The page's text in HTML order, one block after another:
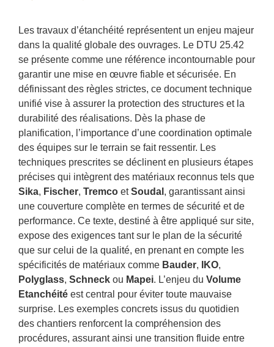
Les travaux d’étanchéité représentent un enjeu majeur
dans la qualité globale des ouvrages. Le DTU 25.42
se présente comme une référence incontournable pour
garantir une mise en œuvre fiable et sécurisée. En
définissant des règles strictes, ce document technique
unifié vise à assurer la protection des structures et la
durabilité des réalisations. Dès la phase de
planification, l’importance d’une coordination optimale
des équipes sur le terrain se fait ressentir. Les
techniques prescrites se déclinent en plusieurs étapes
précises qui intègrent des matériaux reconnus tels que
Sika, Fischer, Tremco etSoudal , garantissant ainsi
une couverture complète en termes de sécurité et de
performance. Ce texte, destiné à être appliqué sur site,
expose des exigences tant sur le plan de la sécurité
que sur celui de la qualité, en prenant en compte les
spécificités de matériaux comme Bauder, IKO,
Polyglass, Schneck ou Mapei. L’enjeu du Volume
Etanchéité est central pour éviter toute mauvaise
surprise. Les exemples concrets issus du quotidien
des chantiers renforcent la compréhension des
procédures, assurant ainsi une transition fluide entre